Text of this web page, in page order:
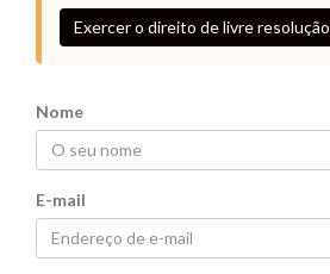
Exercer o direito de livre resolução
Nome
E-mail